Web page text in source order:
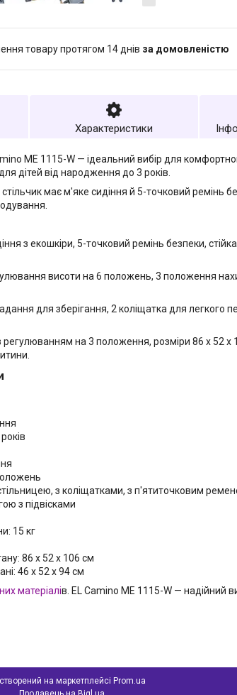
товару протягом 14 днів за домовленістю
Характеристики
ME 1115-W — ідеальний вибір для
дітей від народження до 3 років.
має м'яке сидіння й 5-точковий ремінь
з екошкіри, 5-точковий ремінь безпеки,
висоти на 6 положень, 3 положення
для зберігання, 2 коліщатка для легкого
регулюванням на 3 положення, розміри 86 х 52
з коліщатками, з п'ятиточковим
з підвісками
15 кг
86 х 52 х 106 см
46 х 52 х 94 см
матеріалів. EL Camino ME 1115-W — надійний
на маркетплейсі Prom.ua